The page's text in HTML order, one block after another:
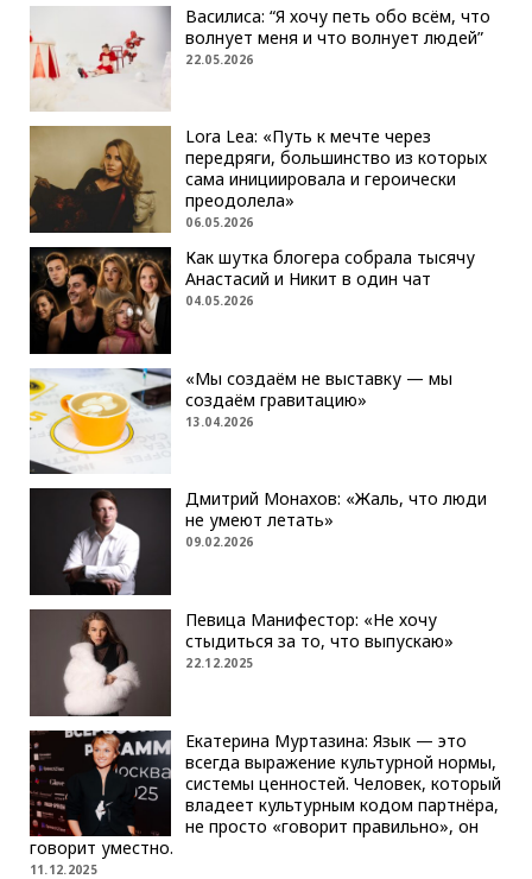
Василиса: “Я хочу петь обо всём, что
волнует меня и что волнует людей”
22.05.2026
Lora Lea: «Путь к мечте через
передряги, большинство из которых
сама инициировала и героически
преодолела»
06.05.2026
Как шутка блогера собрала тысячу
Анастасий и Никит в один чат
04.05.2026
«Мы создаём не выставку — мы
создаём гравитацию»
13.04.2026
Дмитрий Монахов: «Жаль, что люди
не умеют летать»
09.02.2026
Певица Манифестор: «Не хочу
стыдиться за то, что выпускаю»
22.12.2025
Екатерина Муртазина: Язык — это
всегда выражение культурной нормы,
системы ценностей. Человек, который
владеет культурным кодом партнёра,
не просто «говорит правильно», он
говорит уместно.
11.12.2025